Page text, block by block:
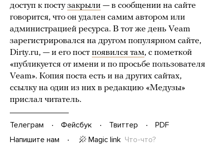
доступ к постузакрыли — в сообщении на сайте
говорится, что он удален самим автором или
администрацией ресурса. В тот же день Veam
зарегистрировался на другом популярном сайте,
Dirty.ru, — и его пост появился там, с пометкой
«публикуется от имени и по просьбе пользователя
Veam». Копия поста есть и на других сайтах,
ссылку на один из них в редакцию «Медузы»
прислал читатель.
Телеграм Фейсбук Твиттер
PDF
Напишите нам
Magic link Что-что?